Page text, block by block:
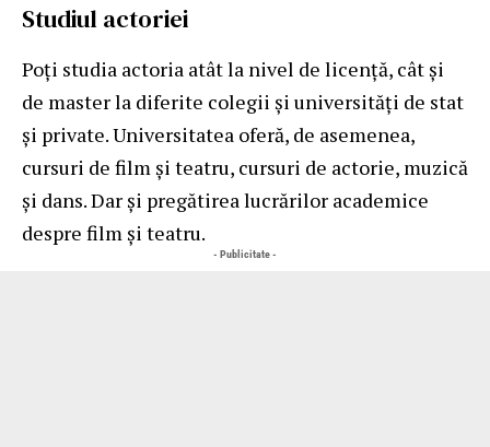
Studiul actoriei
Poți studia actoria atât la nivel de licență, cât și
de master la diferite colegii și universități de stat
și private. Universitatea oferă, de asemenea,
cursuri de film și teatru, cursuri de actorie, muzică
și dans. Dar și pregătirea lucrărilor academice
despre film și teatru.
- Publicitate -